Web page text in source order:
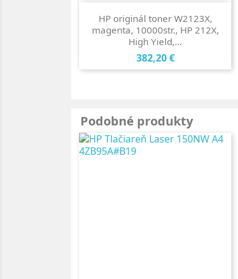
HP originál toner W2123X,
magenta, 10000str., HP 212X,
High Yield,...
Cena
382,20 €
Podobné produkty